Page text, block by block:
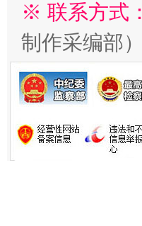
※ 联系方式：
制作采编部）